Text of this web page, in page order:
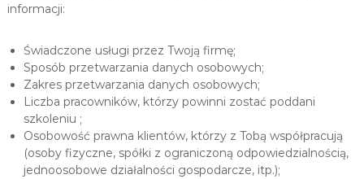
informacji:
Świadczone usługi przez Twoją firmę;
Sposób przetwarzania danych osobowych;
Zakres przetwarzania danych osobowych;
Liczba pracowników, którzy powinni zostać poddani
szkoleniu ;
Osobowość prawna klientów, którzy z Tobą współpracują
(osoby fizyczne, spółki z ograniczoną odpowiedzialnością,
jednoosobowe działalności gospodarcze, itp.);